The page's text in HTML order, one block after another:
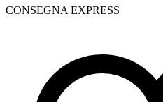
CONSEGNA EXPRESS